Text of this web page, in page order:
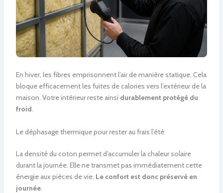
En hiver, les fibres emprisonnent l’air de manière statique. Cela
bloque efficacement les fuites de calories vers l’extérieur de la
maison. Votre intérieur reste ainsi durablement protégé du
froid.
Le déphasage thermique pour rester au frais l’été
La densité du coton permet d’accumuler la chaleur solaire
durant la journée. Elle ne transmet pas immédiatement cette
énergie aux pièces de vie. Le confort est donc préservé en
journée.